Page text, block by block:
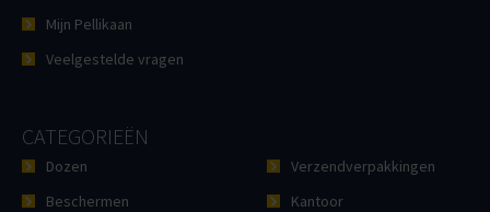
Mijn Pellikaan
Veelgestelde vragen
CATEGORIEËN
Dozen
Beschermen
Verzendverpakkingen
Kantoor